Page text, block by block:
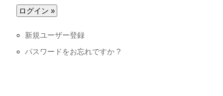
新規ユーザー登録
パスワードをお忘れですか ?